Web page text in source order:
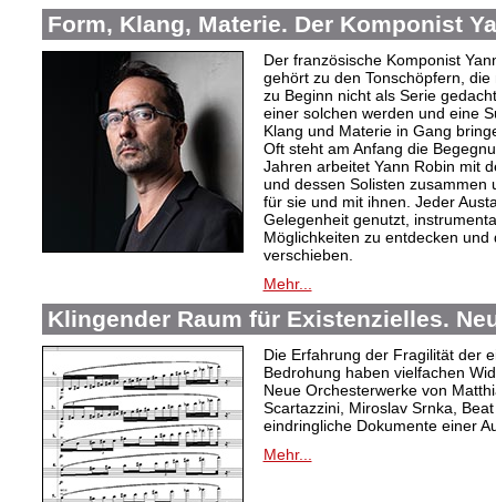
Form, Klang, Materie. Der Komponist
Der französische Komponist
gehört zu den Tonschöpfern,
zu Beginn nicht als Serie
einer solchen werden und eine
Klang und Materie in Gang
Oft steht am Anfang die
Jahren arbeitet Yann Robin mit
und dessen Solisten zusammen
für sie und mit ihnen. Jeder
Gelegenheit genutzt,
Möglichkeiten zu entdecken
verschieben.
Mehr...
Klingender Raum für Existenzielles.
Die Erfahrung der Fragilität der
Bedrohung haben vielfachen
Neue Orchesterwerke von
Scartazzini, Miroslav Srnka,
eindringliche Dokumente einer
Mehr...